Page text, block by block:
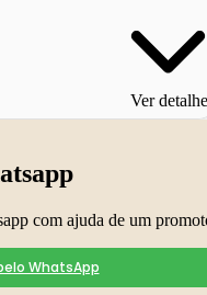
Ver
com ajuda de um
WhatsApp